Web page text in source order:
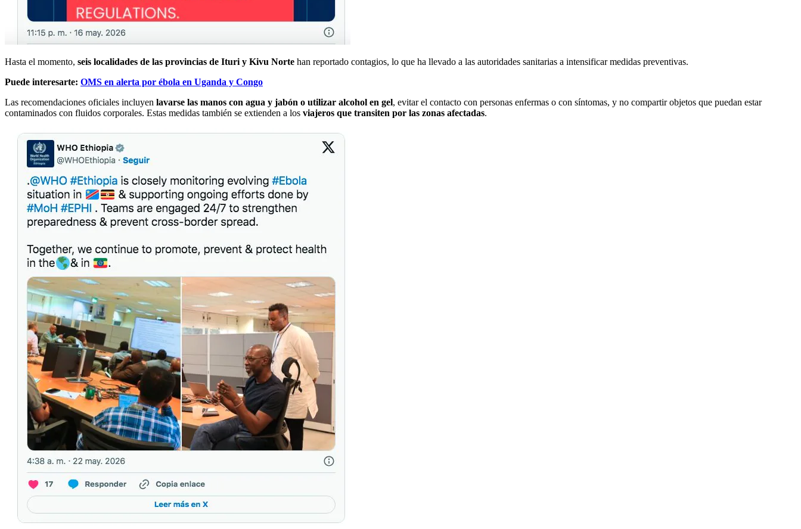
Hasta el momento, seis localidades de las provincias de Ituri y Kivu Norte han reportado contagios, lo que ha llevado a las autoridades sanitarias a intensificar medidas preventivas.
Puede interesarte: OMS en alerta por ébola en Uganda y Congo
Las recomendaciones oficiales incluyen lavarse las manos con agua y jabón o utilizar alcohol en gel, evitar el contacto con personas enfermas o con síntomas, y no compartir objetos que puedan estar
contaminados con fluidos corporales. Estas medidas también se extienden a los viajeros que transiten por las zonas afectadas.